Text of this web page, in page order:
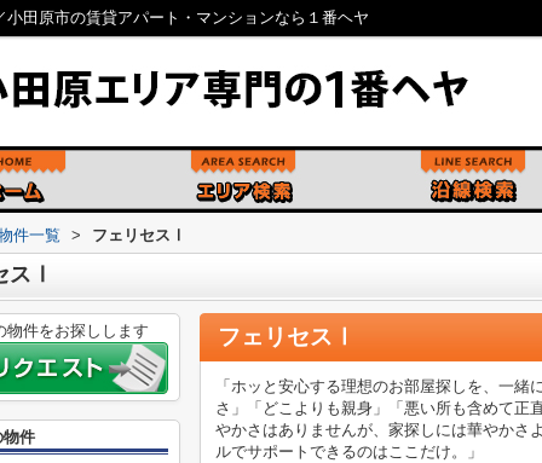
田原市の賃貸アパート・マンションなら１番ヘヤ
件一覧 > フェリセスⅠ
スⅠ
フェリセスⅠ
「ホッと安心する理想のお部屋探しを、
さ」「どこよりも親身」「悪い所も含め
やかさはありませんが、家探しには華や
ルでサポートできるのはここだけ。」 私
件をお探しします
物件